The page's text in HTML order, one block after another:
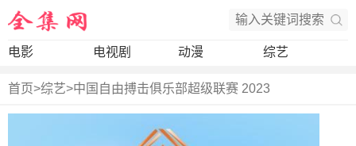
电影 电视剧 动漫 综艺
首页>综艺>中国自由搏击俱乐部超级联赛 2023